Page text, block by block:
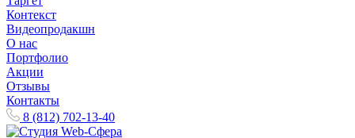
Контекст
Видеопродакшн
О нас
Портфолио
Акции
Отзывы
Контакты
8 (812) 702-13-40